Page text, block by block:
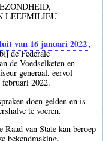
LEEFMILIEU
van 16 januari 2022,
de Federale
de Voedselketen en
generaal, eervol
2022.
doen gelden en is
te voeren.
Raad van State kan beroep
bekendmaking.